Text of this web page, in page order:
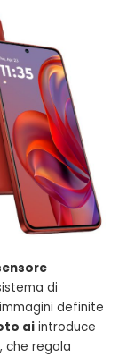
di
definite
ai introduce
, che regola